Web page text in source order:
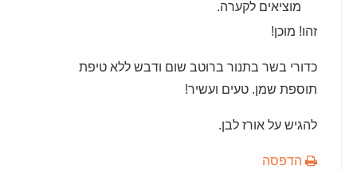
מוציאים לקערה.
זהו! מוכן!
כדורי בשר בתנור ברוטב שום ודבש ללא טיפת
תוספת שמן. טעים ועשיר!
להגיש על אורז לבן.
הדפסה